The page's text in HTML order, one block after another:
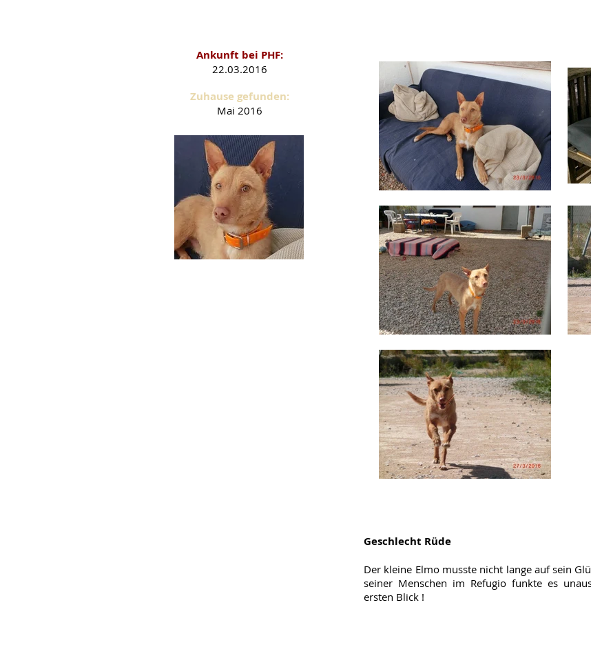
Ankunft bei PHF:
22.03.2016
Zuhause gefunden:
Mai 2016
Geschlecht Rüde
Der kleine Elmo musste nicht lange auf sein
seiner Menschen im Refugio funkte es
ersten Blick !